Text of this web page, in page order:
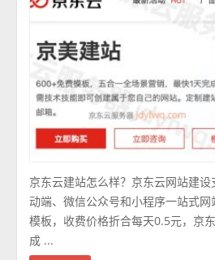
京东云建站怎么样？京东云网站建
动端、微信公众号和小程序一站式
模板，收费价格折合每天0.5元，京
成 ...